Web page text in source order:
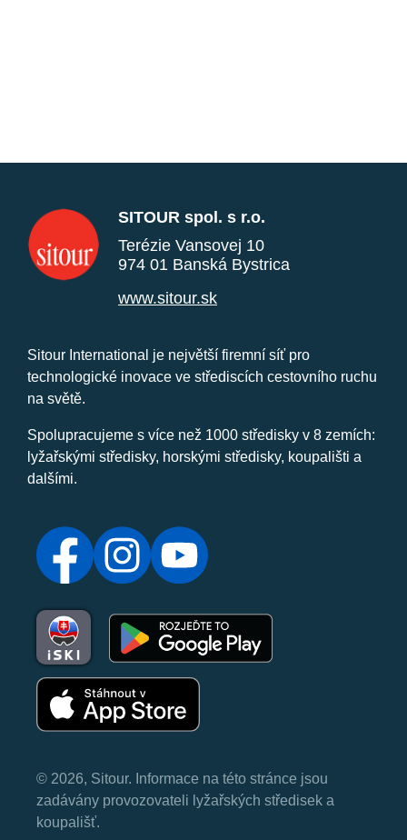
SITOUR spol. s r.o.
Terézie Vansovej 10
974 01 Banská Bystrica
www.sitour.sk
Sitour International je největší firemní síť pro
technologické inovace ve střediscích cestovního ruchu
na světě.
Spolupracujeme s více než 1000 středisky v 8 zemích:
lyžařskými středisky, horskými středisky, koupališti a
dalšími.
© 2026, Sitour. Informace na této stránce jsou
zadávány provozovateli lyžařských středisek a
koupališť.